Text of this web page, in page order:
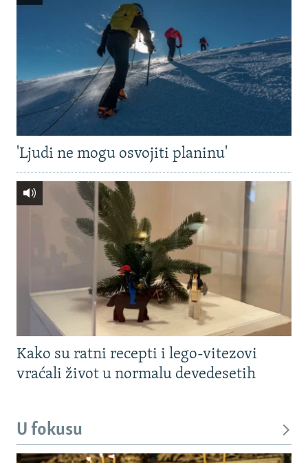
'Ljudi ne mogu osvojiti planinu'
Kako su ratni recepti i lego-vitezovi
vraćali život u normalu devedesetih
U fokusu